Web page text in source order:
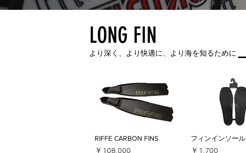
LONG FIN
より深く、より快適に、より海を知るために
RIFFE CARBON FINS
価格
￥108,000
フィンインソール
価格
￥1,700